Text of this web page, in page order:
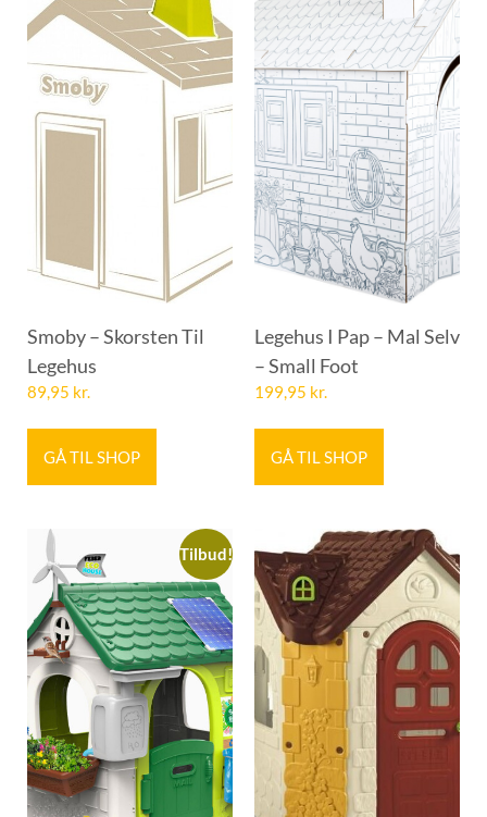
Smoby – Skorsten Til
Legehus
89,95 kr.
GÅ TIL SHOP
Legehus I Pap – Mal Selv
– Small Foot
199,95 kr.
GÅ TIL SHOP
Tilbud!